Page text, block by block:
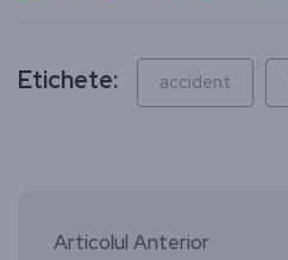
Etichete: accident
Articolul Anterior